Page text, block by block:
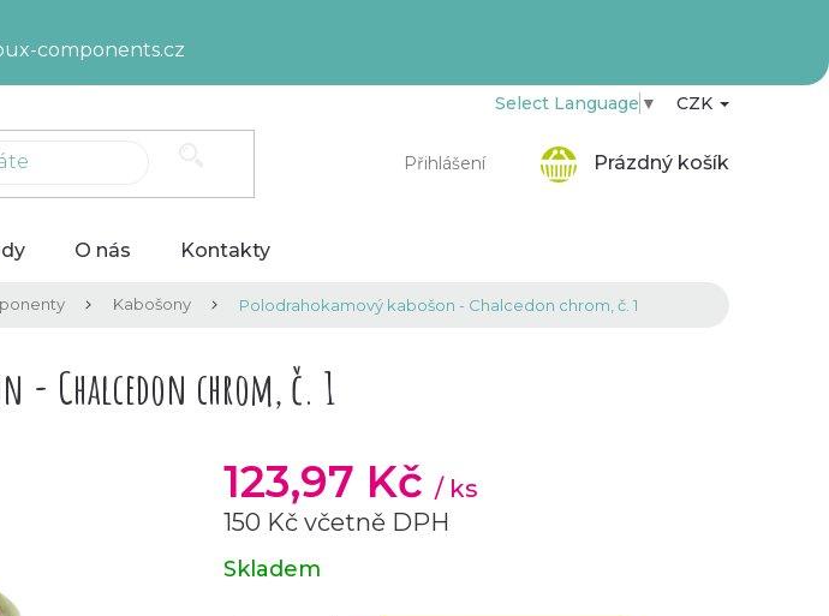
components.cz
Přihlášení
Select Language ▼ CZK
Prázdný košík
O nás Kontakty
Kabošony Polodrahokamový kabošon - Chalcedon chrom, č. 1
- Chalcedon chrom, č. 1
123,97 Kč / ks
150 Kč včetně DPH
Měrná
cena:
Skladem